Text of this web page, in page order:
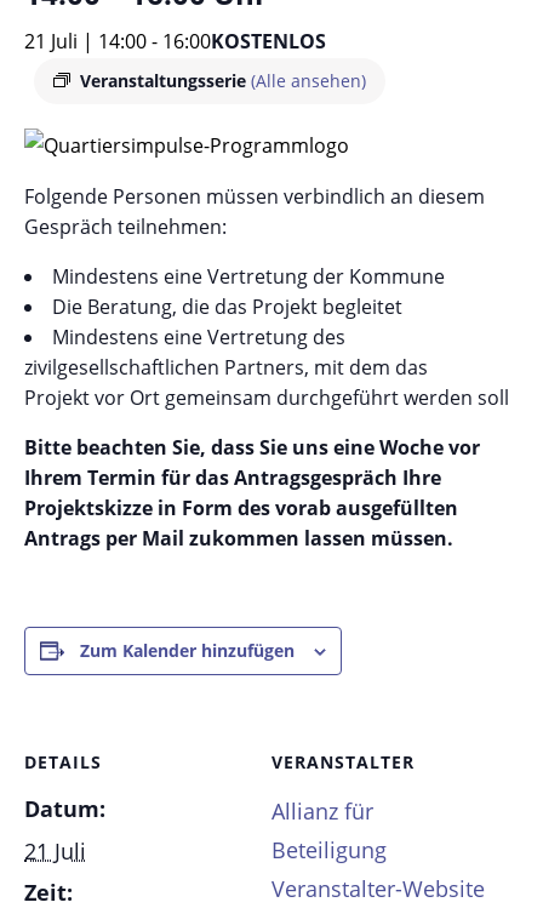
21 Juli | 14:00- 16:00
Veranstaltungsserie (Alle ansehen)
KOSTENLOS
Folgende Personen müssen verbindlich an diesem
Gespräch teilnehmen:
Mindestens eine Vertretung der Kommune
Die Beratung, die das Projekt begleitet
Mindestens eine Vertretung des
zivilgesellschaftlichen Partners, mit dem das
Projekt vor Ort gemeinsam durchgeführt werden soll
Bitte beachten Sie, dass Sie uns eine Woche vor
Ihrem Termin für das Antragsgespräch Ihre
Projektskizze in Form des vorab ausgefüllten
Antrags per Mail zukommen lassen müssen.
Zum Kalender hinzufügen
DETAILS
Datum:
21 Juli
Zeit:
VERANSTALTER
Allianz für
Beteiligung
Veranstalter-Website